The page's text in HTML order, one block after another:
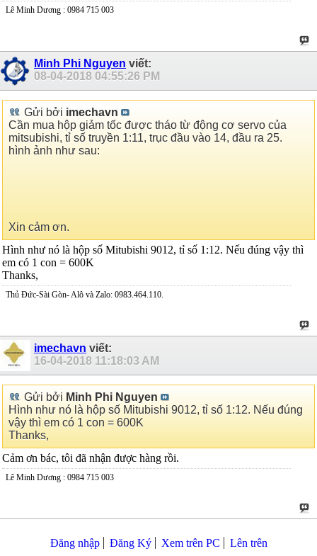
Lê Minh Dương : 0984 715 003
Minh Phi Nguyen viết:
08-04-2018 04:55:26 PM
Gửi bởi imechavn
Cần mua hộp giảm tốc được tháo từ động cơ servo của
mitsubishi, tỉ số truyền 1:11, trục đầu vào 14, đầu ra 25.
hình ảnh như sau:
Xin cảm ơn.
Hình như nó là hộp số Mitubishi 9012, tỉ số 1:12. Nếu đúng vậy thì
em có 1 con = 600K
Thanks,
Thủ Đức-Sài Gòn- Alô và Zalo: 0983.464.110.
imechavn viết:
16-04-2018 11:18:03 AM
Gửi bởi Minh Phi Nguyen
Hình như nó là hộp số Mitubishi 9012, tỉ số 1:12. Nếu đúng
vậy thì em có 1 con = 600K
Thanks,
Cảm ơn bác, tôi đã nhận được hàng rồi.
Lê Minh Dương : 0984 715 003
Đăng nhập Đăng Ký Xem trên PC Lên trên